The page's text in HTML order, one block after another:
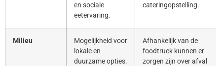
en sociale
eetervaring.
cateringopstelling.
Milieu
Mogelijkheid voor
lokale en
duurzame opties.
Afhankelijk van de
foodtruck kunnen er
zorgen zijn over afval